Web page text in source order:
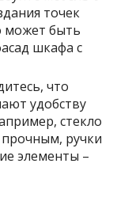
точек
может быть
шкафа с
что
удобству
стекло
ручки
элементы –